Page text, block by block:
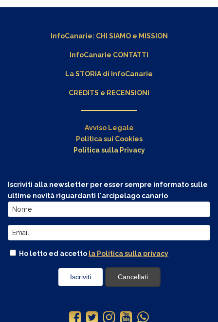
InfoCanarie: CHI SIAMOe MISSION
InfoCanarie CONTATTI
La STORIA di InfoCanarie
CREDITS e RECENSIONI
Avviso Legale
Politica sui Cookies
Politica sulla Privacy
Iscriviti alla newsletter per esser sempre informato sulle
ultime novità riguardanti l'arcipelago canario
Ho letto ed accetto la Politica sulla privacy